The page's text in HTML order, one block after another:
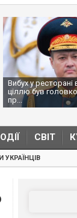
Вибух у ресторані
ціллю був
пр...
СВІТ
УКРАЇНЦІВ